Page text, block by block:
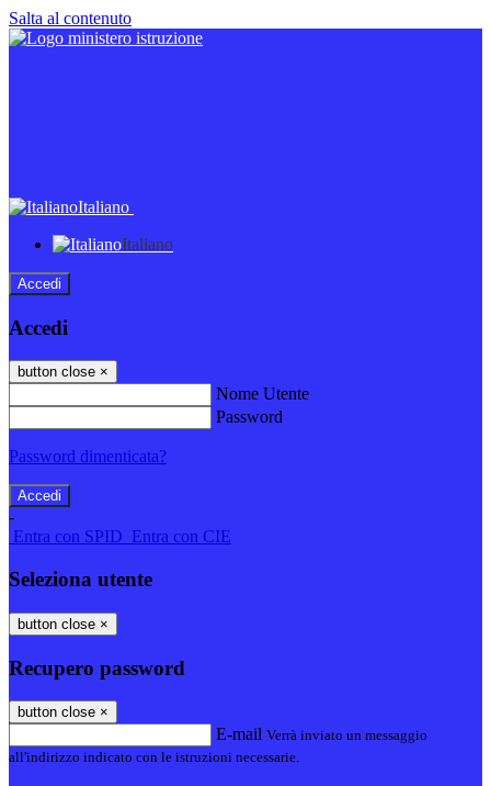
Salta al contenuto
Italiano
Italiano
Accedi
Accedi
button close ×
Nome Utente
Password
Password dimenticata?
-
Entra con SPID Entra con CIE
Seleziona utente
button close ×
Recupero password
button close ×
E-mail Verrà inviato un messaggio
all'indirizzo indicato con le istruzioni necessarie.